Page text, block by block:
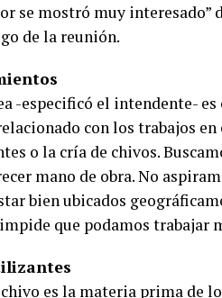
se mostró muy interesado”
de la reunión.
-especificó el intendente-
con los trabajos
o la cría de chivos.
mano de obra. No
bien ubicados
que podamos trabajar
es la materia prima de